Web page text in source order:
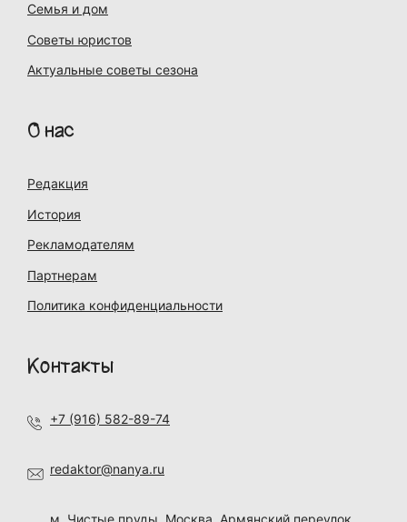
Семья и дом
Советы юристов
Актуальные советы сезона
О нас
Редакция
История
Рекламодателям
Партнерам
Политика конфиденциальности
Контакты
+7 (916) 582-89-74
redaktor@nanya.ru
м. Чистые пруды, Москва, Армянский переулок,